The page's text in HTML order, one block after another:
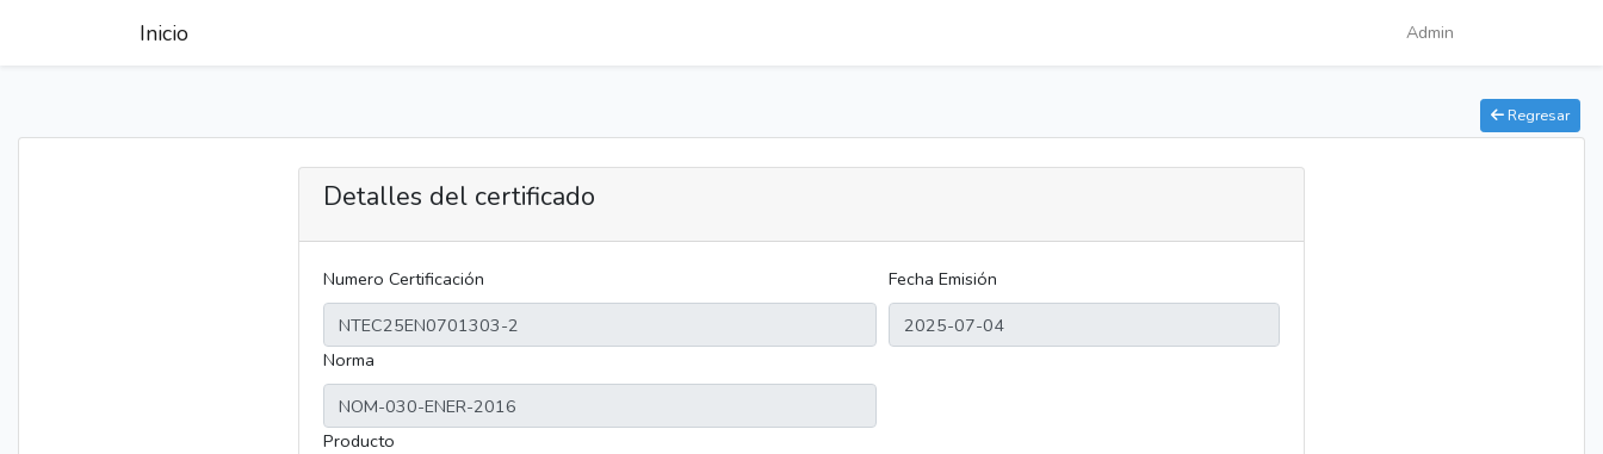
Inicio Admin
Regresar
Detalles del certificado
Numero Certificación Fecha Emisión
Norma
Producto